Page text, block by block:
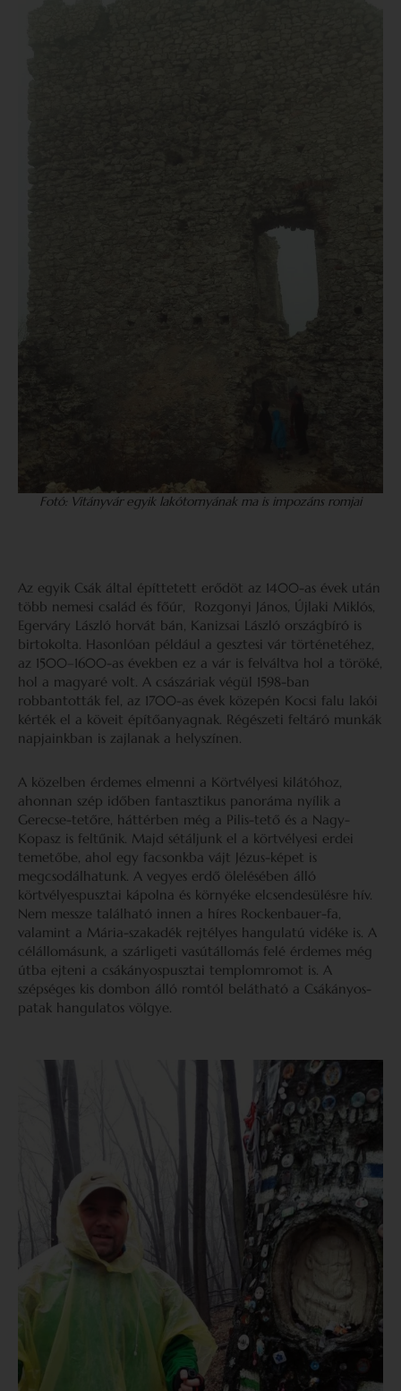
Fotó: Vitányvár egyik lakótornyának ma is impozáns romjai
Az egyik Csák által építtetett erődöt az 1400-as évek után
több nemesi család és főúr, Rozgonyi János, Újlaki Miklós,
Egerváry László horvát bán, Kanizsai László országbíró is
birtokolta. Hasonlóan például a gesztesi vár történetéhez,
az 1500–1600-as években ez a vár is felváltva hol a töröké,
hol a magyaré volt. A császáriak végül 1598-ban
robbantották fel, az 1700-as évek közepén Kocsi falu lakói
kérték el a köveit építőanyagnak. Régészeti feltáró munkák
napjainkban is zajlanak a helyszínen.
A közelben érdemes elmenni a Körtvélyesi kilátóhoz,
ahonnan szép időben fantasztikus panoráma nyílik a
Gerecse-tetőre, háttérben még a Pilis-tető és a Nagy-
Kopasz is feltűnik. Majd sétáljunk el a körtvélyesi erdei
temetőbe, ahol egy facsonkba vájt Jézus-képet is
megcsodálhatunk. A vegyes erdő ölelésében álló
körtvélyespusztai kápolna és környéke elcsendesülésre hív.
Nem messze található innen a híres Rockenbauer-fa,
valamint a Mária-szakadék rejtélyes hangulatú vidéke is. A
célállomásunk, a szárligeti vasútállomás felé érdemes még
útba ejteni a csákányospusztai templomromot is. A
szépséges kis dombon álló romtól belátható a Csákányos-
patak hangulatos völgye.